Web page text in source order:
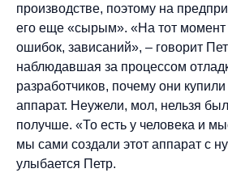
производстве, поэтому на
его еще «сырым». «На тот
ошибок, зависаний», – говорит
наблюдавшая за процессом
разработчиков, почему они
аппарат. Неужели, мол, нельзя
получше. «То есть у человека и
мы сами создали этот аппарат с
улыбается Петр.